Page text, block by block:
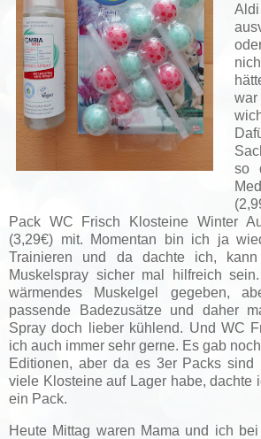
so
Pack WC Frisch Klosteine Winter
(3,29€) mit. Momentan bin ich ja
Trainieren und da dachte ich,
Muskelspray sicher mal hilfreich
wärmendes Muskelgel gegeben,
passende Badezusätze und daher
Spray doch lieber kühlend. Und WC
ich auch immer sehr gerne. Es gab
Editionen, aber da es 3er Packs
viele Klosteine auf Lager habe, dachte
ein Pack.
Heute Mittag waren Mama und ich